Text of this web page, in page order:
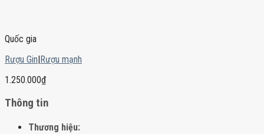
Quốc gia
Rượu Gin|Rượu mạnh
1.250.000₫
Thông tin
Thương hiệu: